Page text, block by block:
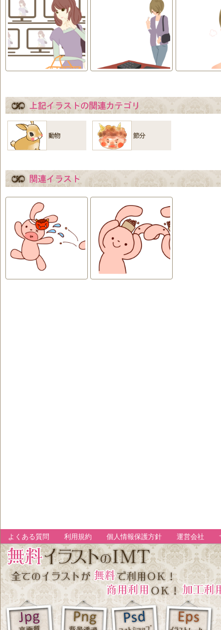
よくある質問 利用規約 個人情報保護方針 運営会社